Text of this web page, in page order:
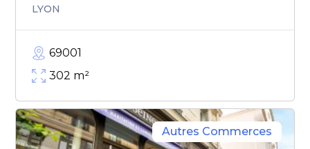
LYON
69001
302 m²
Autres Commerces